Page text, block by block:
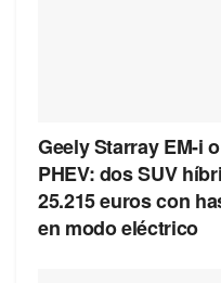
Geely Starray EM-i
PHEV: dos SUV
25.215 euros con
en modo eléctrico